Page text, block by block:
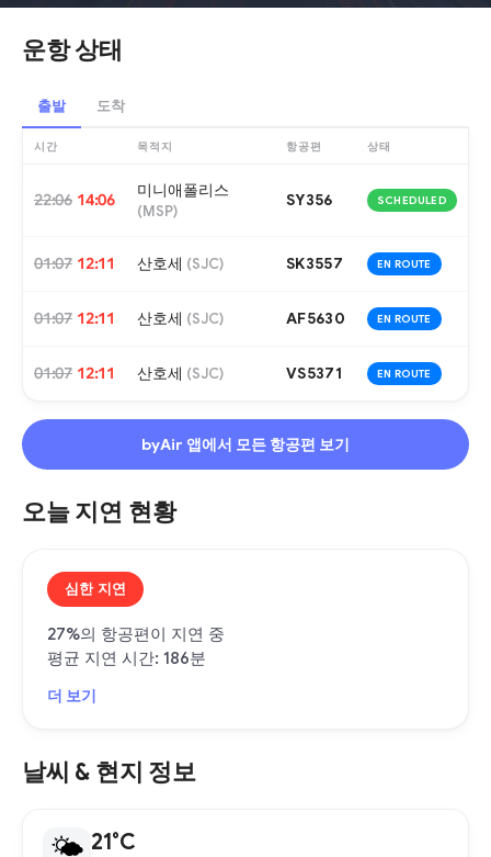
운항 상태
출발 도착
시간 목적지 항공편 상태
22:06 14:06 미니애폴리스
(MSP)
SY356 SCHEDULED
01:07 12:11 산호세 (SJC) SK3557 EN ROUTE
01:07 12:11 산호세 (SJC) AF5630 EN ROUTE
01:07 12:11 산호세 (SJC) VS5371 EN ROUTE
byAir 앱에서 모든 항공편 보기
오늘 지연 현황
심한 지연
27%의 항공편이 지연 중
평균 지연 시간: 186분
더 보기
날씨 & 현지 정보
🌤 21°C